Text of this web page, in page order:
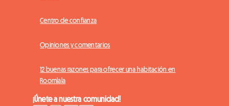
Centro de confianza
Opiniones y comentarios
12 buenas razones para ofrecer una habitación en
Roomlala
¡Únete a nuestra comunidad!